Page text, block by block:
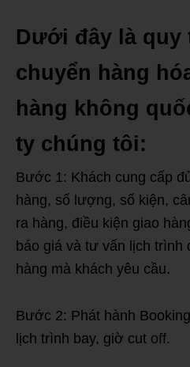
Dưới đây là quy
chuyển hàng
hàng không
ty chúng tôi:
Bước 1: Khách cung cấp
hàng, số lượng, số kiện,
ra hàng, điều kiện giao
báo giá và tư vấn lịch trình
hàng mà khách yêu cầu.
Bước 2: Phát hành
lịch trình bay, giờ cut off.